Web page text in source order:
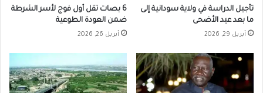
تأجيل الدراسة في ولاية سودانية إلى
ما بعد عيد الأضحى
أبريل 29, 2026
6 بصات تقل أول فوج لأسر الشرطة
ضمن العودة الطوعية
أبريل 26, 2026